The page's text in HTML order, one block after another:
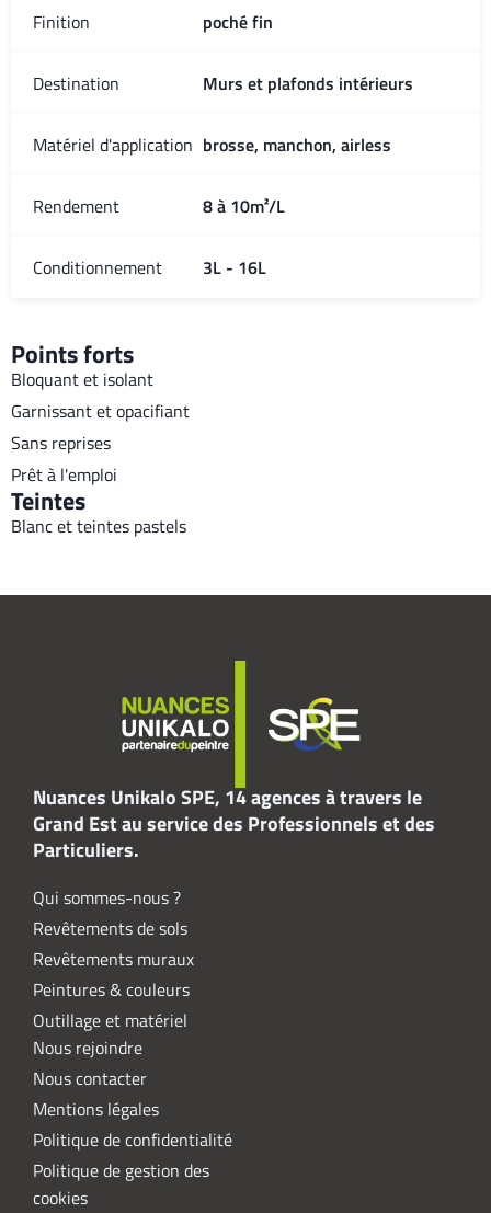
Finition poché fin
Destination Murs et plafonds intérieurs
Matériel d'application brosse, manchon, airless
Rendement 8 à 10m²/L
Conditionnement 3L - 16L
Points forts
Bloquant et isolant
Garnissant et opacifiant
Sans reprises
Prêt à l'emploi
Teintes
Blanc et teintes pastels
Nuances Unikalo SPE, 14 agences à travers le
Grand Est au service des Professionnels et des
Particuliers.
Qui sommes-nous ?
Revêtements de sols
Revêtements muraux
Peintures & couleurs
Outillage et matériel
Nous rejoindre
Nous contacter
Mentions légales
Politique de confidentialité
Politique de gestion des
cookies